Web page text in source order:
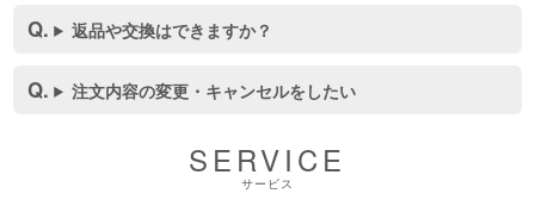
返品や交換はできますか？
注文内容の変更・キャンセルをしたい
SERVICE
サービス